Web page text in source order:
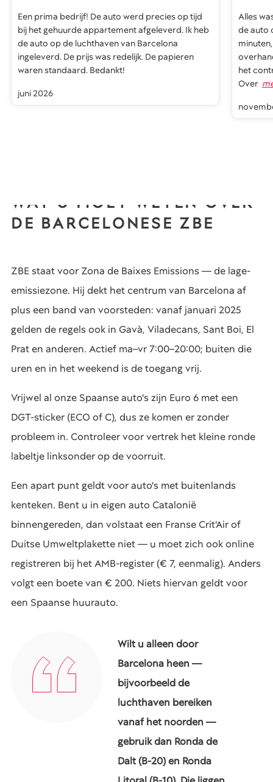
Een prima bedrijf! De auto werd precies op tijd
bij het gehuurde appartement afgeleverd. Ik heb
de auto op de luchthaven van Barcelona
ingeleverd. De prijs was redelijk. De papieren
waren standaard. Bedankt!
juni 2026
Alles
de auto
het
Over
WAT U MOET WETEN OVER
DE BARCELONESE ZBE
ZBE staat voor Zona de Baixes Emissions — de lage-
emissiezone. Hij dekt het centrum van Barcelona af
plus een band van voorsteden: vanaf januari 2025
gelden de regels ook in Gavà, Viladecans, Sant Boi, El
Prat en anderen. Actief ma–vr 7:00–20:00; buiten die
uren en in het weekend is de toegang vrij.
Vrijwel al onze Spaanse auto's zijn Euro 6 met een
DGT-sticker (ECO of C), dus ze komen er zonder
probleem in. Controleer voor vertrek het kleine ronde
labeltje linksonder op de voorruit.
Een apart punt geldt voor auto's met buitenlands
kenteken. Bent u in eigen auto Catalonië
binnengereden, dan volstaat een Franse Crit'Air of
Duitse Umweltplakette niet — u moet zich ook online
registreren bij het AMB-register (€ 7, eenmalig). Anders
volgt een boete van € 200. Niets hiervan geldt voor
een Spaanse huurauto.
Wilt u alleen door
Barcelona heen —
bijvoorbeeld de
luchthaven bereiken
vanaf het noorden —
gebruik dan Ronda de
Dalt (B-20) en Ronda